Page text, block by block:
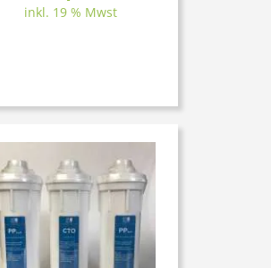
inkl. 19 % Mwst